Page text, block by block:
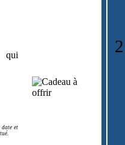
qui
date et